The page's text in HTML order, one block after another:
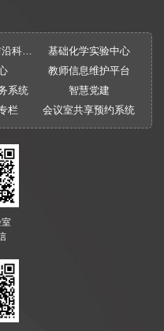
变革性分子前沿科学中心
基础化学实验中心
教师信息维护平台
系统
智慧党建
栏 会议室共享预约系统